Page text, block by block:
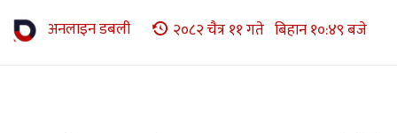
अनलाइन डबली २०८२ चैत्र ११ गते बिहान १०:४९ बजे